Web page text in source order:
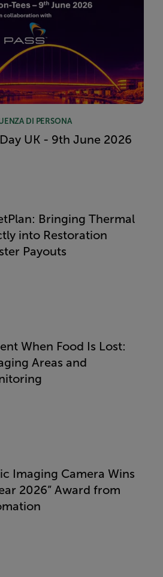
DI PERSONA
UK - 9th June 2026
Bringing Thermal
into Restoration
Payouts
When Food Is Lost:
Areas and
Imaging Camera Wins
2026” Award from